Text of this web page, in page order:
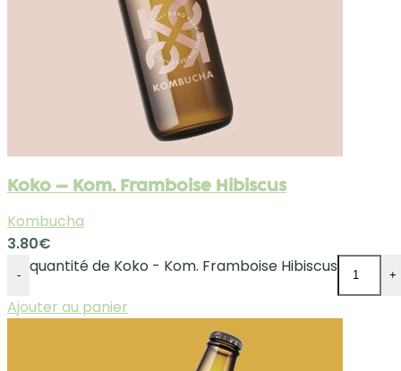
Koko – Kom. Framboise Hibiscus
Kombucha
3.80€
- quantité de Koko - Kom. Framboise Hibiscus +
Ajouter au panier